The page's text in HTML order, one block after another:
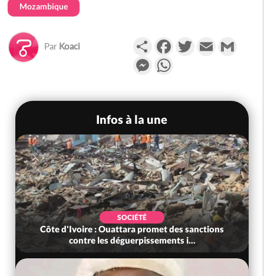
Mozambique
Par Koaci PartagerFacebookTwitterEmail
Messenger
Infos à la une
SOCIÉTÉ
Côte d'Ivoire : Ouattara promet des sanctions
contre les déguerpissements i...